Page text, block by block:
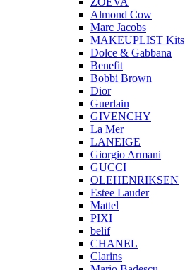
Almond Cow
Marc Jacobs
MAKEUPLIST Kits
Dolce & Gabbana
Benefit
Bobbi Brown
Dior
Guerlain
GIVENCHY
La Mer
LANEIGE
Giorgio Armani
GUCCI
OLEHENRIKSEN
Estee Lauder
Mattel
PIXI
belif
CHANEL
Clarins